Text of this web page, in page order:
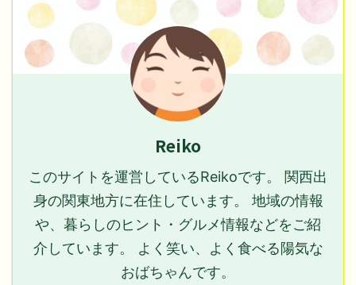
Reiko
このサイトを運営しているReikoです。 関西出
身の関東地方に在住しています。 地域の情報
や、暮らしのヒント・グルメ情報などをご紹
介しています。 よく笑い、よく食べる陽気な
おばちゃんです。